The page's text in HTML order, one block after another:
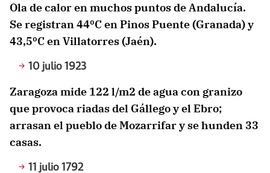
Ola de calor en muchos puntos de Andalucía.
Se registran 44ºC en Pinos Puente (Granada) y
43,5ºC en Villatorres (Jaén).
10 julio 1923
Zaragoza mide 122 l/m2 de agua con granizo
que provoca riadas del Gállego y el Ebro;
arrasan el pueblo de Mozarrifar y se hunden 33
casas.
11 julio 1792